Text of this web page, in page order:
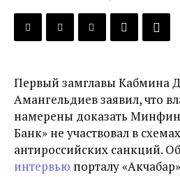
Первый замглавы Кабмина
Амангельдиев заявил, что
намерены доказать
Банк» не участвовал в
антироссийских санкций.
интервью порталу